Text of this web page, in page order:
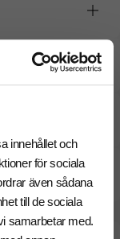
innehållet och
för sociala
även sådana
till de sociala
samarbetar med.